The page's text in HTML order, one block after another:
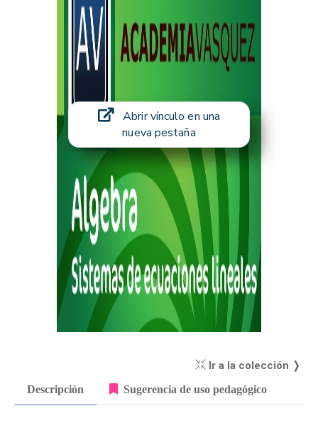
Abrir vínculo en una
nueva pestaña
Ir a la colección ❭
Descripción Sugerencia de uso pedagógico